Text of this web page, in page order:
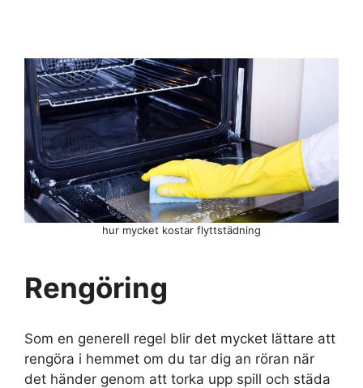
hur mycket kostar flyttstädning
Rengöring
Som en generell regel blir det mycket lättare att
rengöra i hemmet om du tar dig an röran när
det händer genom att torka upp spill och städa